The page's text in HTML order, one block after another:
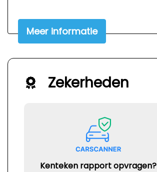
Meer informatie
Zekerheden
Kenteken rapport opvragen?